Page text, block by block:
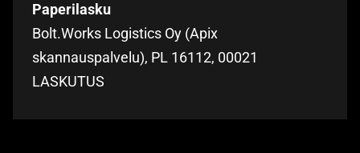
Paperilasku
Bolt.Works Logistics Oy (Apix
skannauspalvelu), PL 16112, 00021
LASKUTUS